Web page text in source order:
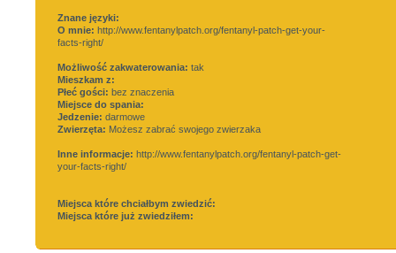
Znane języki:
O mnie: http://www.fentanylpatch.org/fentanyl-patch-get-your-
facts-right/
Możliwość zakwaterowania: tak
Mieszkam z:
Płeć gości: bez znaczenia
Miejsce do spania:
Jedzenie: darmowe
Zwierzęta: Możesz zabrać swojego zwierzaka
Inne informacje: http://www.fentanylpatch.org/fentanyl-patch-get-
your-facts-right/
Miejsca które chciałbym zwiedzić:
Miejsca które już zwiedziłem: